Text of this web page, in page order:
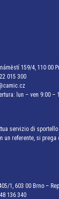
159/4, 110 00
015 300
lun – ven 9:00 –
servizio di
un referente, si
1, 603 00 Brno –
136 340